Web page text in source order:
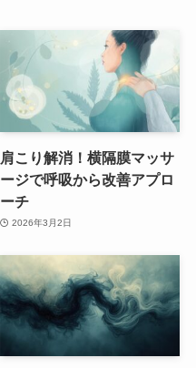
肩こり解消！横隔膜マッサ
ージで呼吸から改善アプロ
ーチ
2026年3月2日